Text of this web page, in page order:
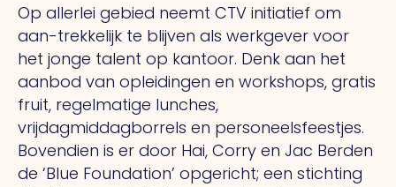
Op allerlei gebied neemt CTV initiatief om
aan-trekkelijk te blijven als werkgever voor
het jonge talent op kantoor. Denk aan het
aanbod van opleidingen en workshops, gratis
fruit, regelmatige lunches,
vrijdagmiddagborrels en personeelsfeestjes.
Bovendien is er door Hai, Corry en Jac Berden
de ‘Blue Foundation’ opgericht; een stichting